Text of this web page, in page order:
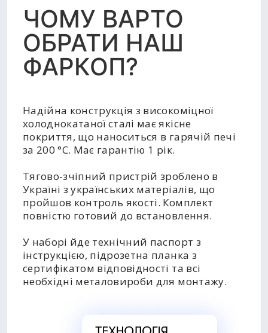
ЧОМУ ВАРТО
ОБРАТИ НАШ
ФАРКОП?
Надійна конструкція з високоміцної
холоднокатаної сталі має якісне
покриття, що наноситься в гарячій печі
за 200 °C. Має гарантію 1 рік.
Тягово-зчіпний пристрій зроблено в
Україні з українських матеріалів, що
пройшов контроль якості. Комплект
повністю готовий до встановлення.
У наборі йде технічний паспорт з
інструкцією, підрозетна планка з
сертифікатом відповідності та всі
необхідні металовироби для монтажу.